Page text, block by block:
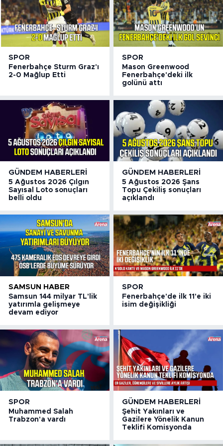
SPOR
Fenerbahçe Sturm Graz'ı
2-0 Mağlup Etti
SPOR
Mason Greenwood
Fenerbahçe'deki ilk
golünü attı
GÜNDEM HABERLERI
5 Ağustos 2026 Çılgın
Sayısal Loto sonuçları
belli oldu
GÜNDEM HABERLERI
5 Ağustos 2026 Şans
Topu Çekiliş sonuçları
açıklandı
SAMSUN HABER
Samsun 144 milyar TL'lik
yatırımla gelişmeye
devam ediyor
SPOR
Fenerbahçe'de ilk 11'e iki
isim değişikliği
SPOR
Muhammed Salah
Trabzon'a vardı
GÜNDEM HABERLERI
Şehit Yakınları ve
Gazilere Yönelik Kanun
Teklifi Komisyonda